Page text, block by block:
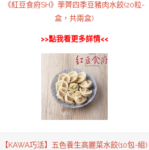
《紅豆食府SH》荸薺四季豆豬肉水餃(20粒-
盒，共兩盒)
>>點我看更多詳情<<
【KAWA巧活】五色養生高麗菜水餃(10包-組)